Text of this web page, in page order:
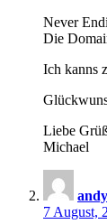
Never
Die
Ich kanns
Liebe
Michael
andy
7 August,